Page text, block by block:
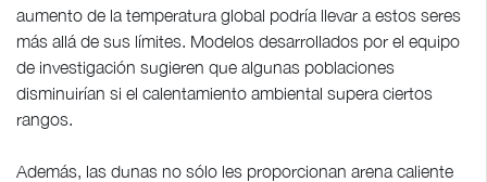
aumento de la temperatura global podría llevar a estos seres
más allá de sus límites. Modelos desarrollados por el equipo
de investigación sugieren que algunas poblaciones
disminuirían si el calentamiento ambiental supera ciertos
rangos.
Además, las dunas no sólo les proporcionan arena caliente